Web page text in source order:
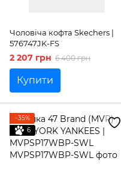
Чоловіча кофта Skechers |
576747JK-FS
2 207 грн 6 400 грн
Купити
−35%
6